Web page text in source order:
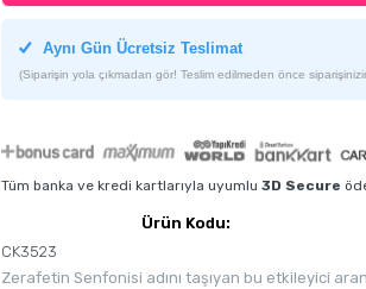
Aynı Gün Ücretsiz Teslimat
(Siparişin yola çıkmadan gör! Teslim edilmeden önce
Tüm banka ve kredi kartlarıyla uyumlu 3D Secure
Ürün Kodu:
CK3523
Zerafetin Senfonisi adını taşıyan bu etkileyici